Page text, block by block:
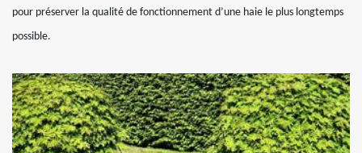
pour préserver la qualité de fonctionnement d’une haie le plus longtemps
possible.